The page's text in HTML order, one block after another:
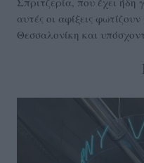
αυτές οι αφίξεις
Θεσσαλονίκη και